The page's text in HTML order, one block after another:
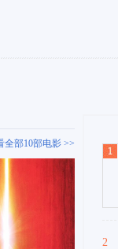
全部10部电影 >>
2